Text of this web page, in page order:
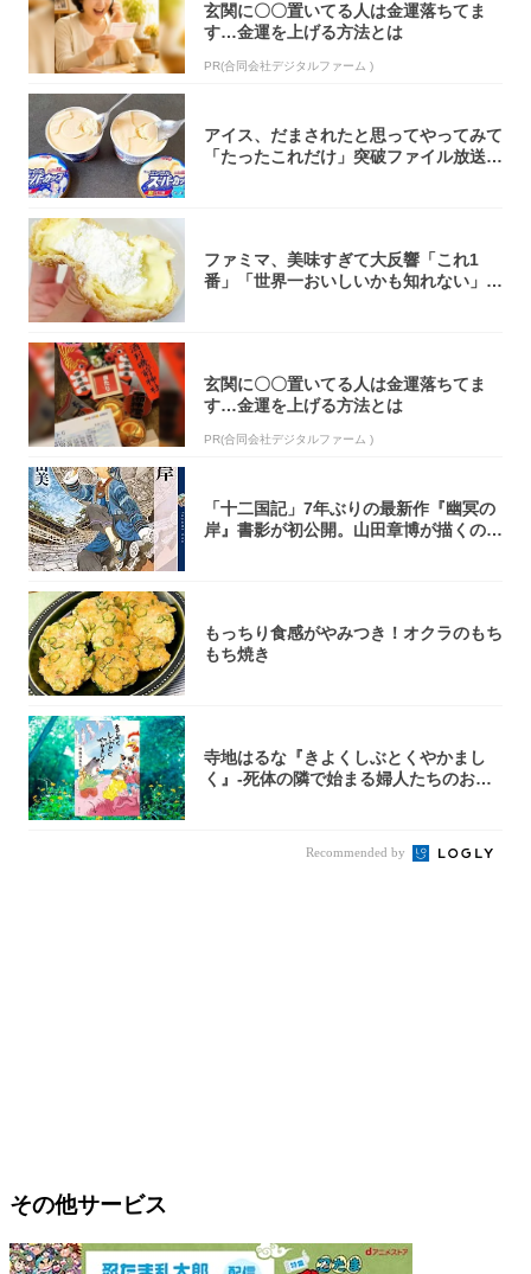
玄関に〇〇置いてる人は金運落ちてま
す…金運を上げる方法とは
PR(合同会社デジタルファーム )
アイス、だまされたと思ってやってみて
「たったこれだけ」突破ファイル放送で
ファミマ、美味すぎて大反響「これ1
番」「世界一おいしいかも知れない」
玄関に〇〇置いてる人は金運落ちてま
す…金運を上げる方法とは
PR(合同会社デジタルファーム )
「十二国記」7年ぶりの最新作『幽冥の
岸』書影が初公開。山田章博が描くのは
もっちり食感がやみつき！オクラのもち
もち焼き
寺地はるな『きよくしぶとくやかまし
く』-死体の隣で始まる婦人たちのお茶
Recommended by
その他サービス